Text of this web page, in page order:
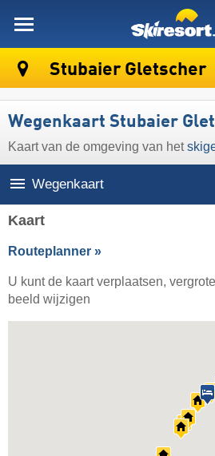
Stubaier Gletscher
Wegenkaart Stubaier
Kaart van de omgeving van het
Wegenkaart
Kaart
Routeplanner »
U kunt de kaart verplaatsen,
beeld wijzigen